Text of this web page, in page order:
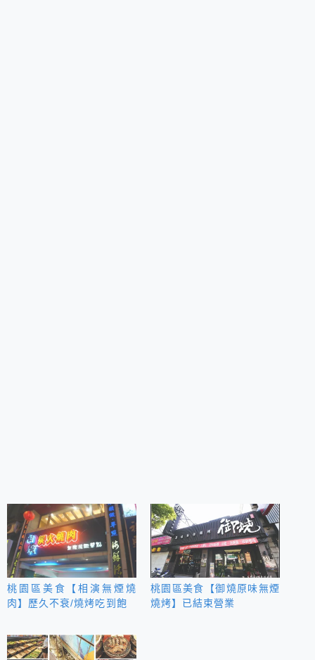
桃園區美食【相演無煙燒
肉】歷久不衰/燒烤吃到飽
桃園區美食【御燒原味無煙
燒烤】已結束營業